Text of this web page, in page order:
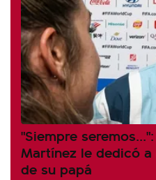
"Siempre
Martínez le dedicó
de su papá